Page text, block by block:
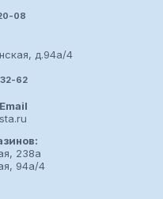
08
д.94а/4
62
238а
94а/4